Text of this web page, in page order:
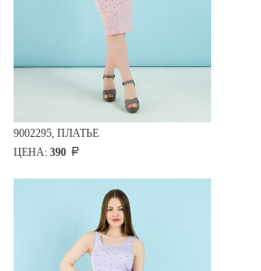
9002295, ПЛАТЬЕ
ЦЕНА: 390